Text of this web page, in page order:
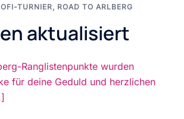
TURNIER, ROAD TO ARLBERG
aktualisiert
Ranglistenpunkte wurden
für deine Geduld und herzlichen